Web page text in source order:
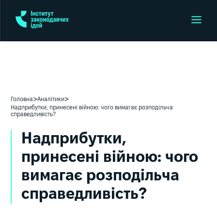
Головна>Аналітики>
Надприбутки, принесені війною: чого вимагає розподільча
справедливість?
Надприбутки,
принесені війною: чого
вимагає розподільча
справедливість?